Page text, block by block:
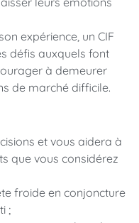
expérience, un CIF
défis auxquels font
à demeurer
de marché difficile.
et vous aidera à
que vous considérez
froide en conjoncture
;